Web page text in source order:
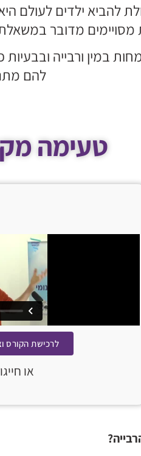
להביא ילדים לעולם
מסויימים מדובר
במין ורבייה
להם
טעימה
לרכישת הקורס
או
?